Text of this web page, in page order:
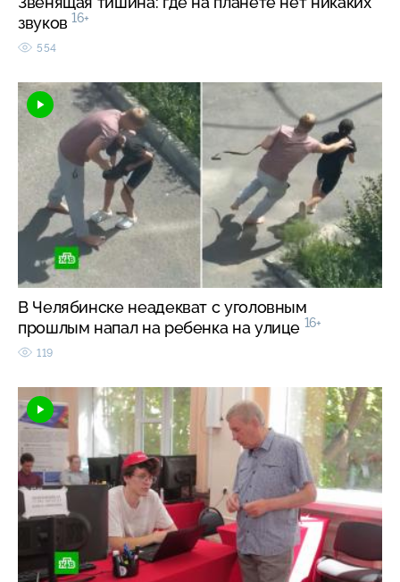
звуков 16+
554
В Челябинске неадекват с уголовным
прошлым напал на ребенка на улице 16+
119